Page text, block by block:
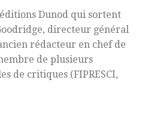
Dunod qui sortent
directeur général
rédacteur en chef de
de plusieurs
de critiques (FIPRESCI,